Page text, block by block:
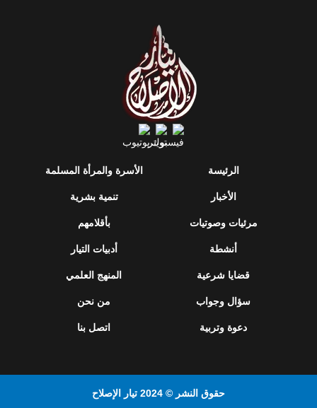
الرئيسة
الأخبار
مرئيات وصوتيات
أنشطة
قضايا شرعية
سؤال وجواب
دعوة وتربية
الأسرة والمرأة المسلمة
تنمية بشرية
بأقلامهم
أدبيات التيار
المنهج العلمي
من نحن
اتصل بنا
حقوق النشر © 2024 تيار الإصلاح